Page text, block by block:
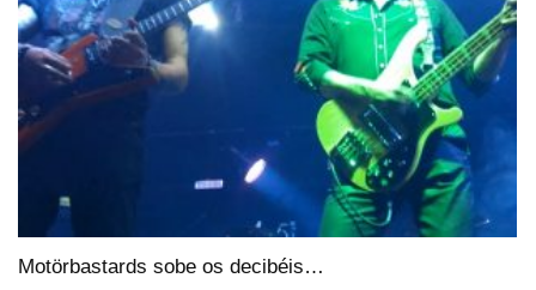
Motörbastards sobe os decibéis…